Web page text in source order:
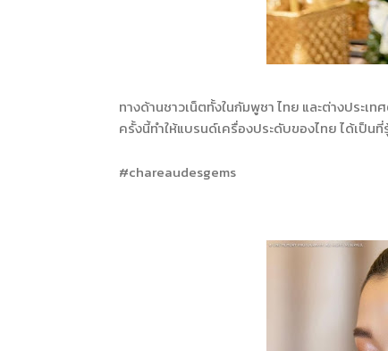
ทางด้านชาวเน็ตทั้งในกัมพูชา ไทย และต่างประ
ครั้งนี้ทำให้แบรนด์เครื่องประดับของไทย ได้เป็น
#chareaudesgems